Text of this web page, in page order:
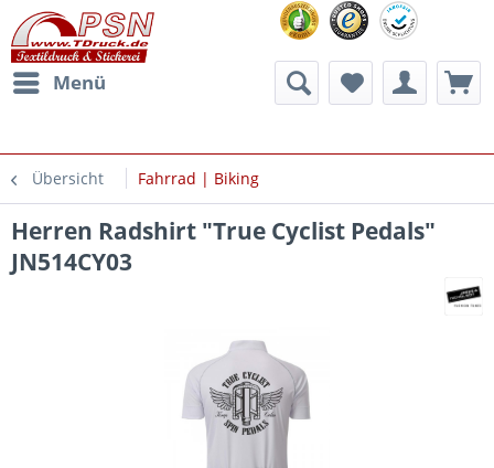
Menü
Übersicht Fahrrad | Biking
Herren Radshirt "True Cyclist Pedals"
JN514CY03